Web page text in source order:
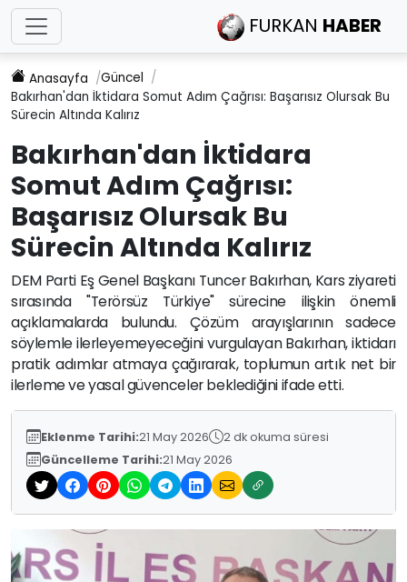
FURKAN HABER
Anasayfa
Güncel
Bakırhan'dan İktidara Somut Adım Çağrısı: Başarısız Olursak Bu
Sürecin Altında Kalırız
Bakırhan'dan İktidara
Somut Adım Çağrısı:
Başarısız Olursak Bu
Sürecin Altında Kalırız
DEM Parti Eş Genel Başkanı Tuncer Bakırhan, Kars ziyareti
sırasında "Terörsüz Türkiye" sürecine ilişkin önemli
açıklamalarda bulundu. Çözüm arayışlarının sadece
söylemle ilerleyemeyeceğini vurgulayan Bakırhan, iktidarı
pratik adımlar atmaya çağırarak, toplumun artık net bir
ilerleme ve yasal güvenceler beklediğini ifade etti.
Eklenme Tarihi:21 May 2026
2 dk okuma süresi
Güncelleme Tarihi:21 May 2026